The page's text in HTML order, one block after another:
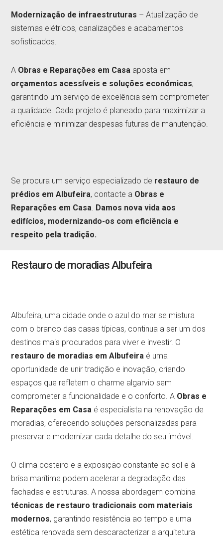
Modernização de infraestruturas – Atualização de
sistemas elétricos, canalizações e acabamentos
sofisticados.
A Obras e Reparações em Casa aposta em
orçamentos acessíveis e soluções económicas,
garantindo um serviço de excelência sem comprometer
a qualidade. Cada projeto é planeado para maximizar a
eficiência e minimizar despesas futuras de manutenção.
Se procura um serviço especializado de restauro de
prédios em Albufeira, contacte a Obras e
Reparações em Casa. Damos nova vida aos
edifícios, modernizando-os com eficiência e
respeito pela tradição.
Restauro de moradias Albufeira
Albufeira, uma cidade onde o azul do mar se mistura
com o branco das casas típicas, continua a ser um dos
destinos mais procurados para viver e investir. O
restauro de moradias em Albufeira é uma
oportunidade de unir tradição e inovação, criando
espaços que refletem o charme algarvio sem
comprometer a funcionalidade e o conforto. A Obras e
Reparações em Casa é especialista na renovação de
moradias, oferecendo soluções personalizadas para
preservar e modernizar cada detalhe do seu imóvel.
O clima costeiro e a exposição constante ao sol e à
brisa marítima podem acelerar a degradação das
fachadas e estruturas. A nossa abordagem combina
técnicas de restauro tradicionais com materiais
modernos, garantindo resistência ao tempo e uma
estética renovada sem descaracterizar a arquitetura